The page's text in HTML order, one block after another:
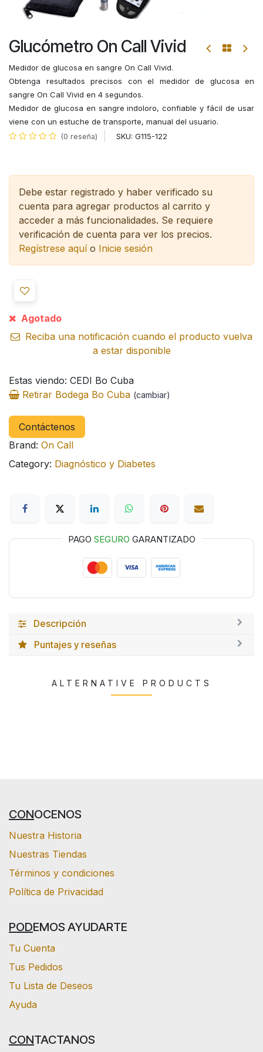
Glucómetro On Call Vivid
Medidor de glucosa en sangre On Call Vivid.
Obtenga resultados precisos con el medidor de glucosa en
sangre On Call Vivid en 4 segundos.
Medidor de glucosa en sangre indoloro, confiable y fácil de usar
viene con un estuche de transporte, manual del usuario.
(0 reseña) SKU: G115-122
Debe estar registrado y haber verificado su
cuenta para agregar productos al carrito y
acceder a más funcionalidades. Se requiere
verificación de cuenta para ver los precios.
Regístrese aquío Inicie sesión
Agotado
Reciba una notificación cuando el producto vuelva
a estar disponible
Estas viendo: CEDI Bo Cuba
Retirar Bodega Bo Cuba (cambiar)
Contáctenos
Brand: On Call
Category: Diagnóstico y Diabetes
PAGO SEGURO GARANTIZADO
Descripción
Puntajes y reseñas
ALTERNATIVE PRODUCTS
CONOCENOS
Nuestra Historia
Nuestras Tiendas
Términos y condiciones
Política de Privacidad
PODEMOS AYUDARTE
Tu Cuenta
Tus Pedidos
Tu Lista de Deseos
Ayuda
CONTACTANOS